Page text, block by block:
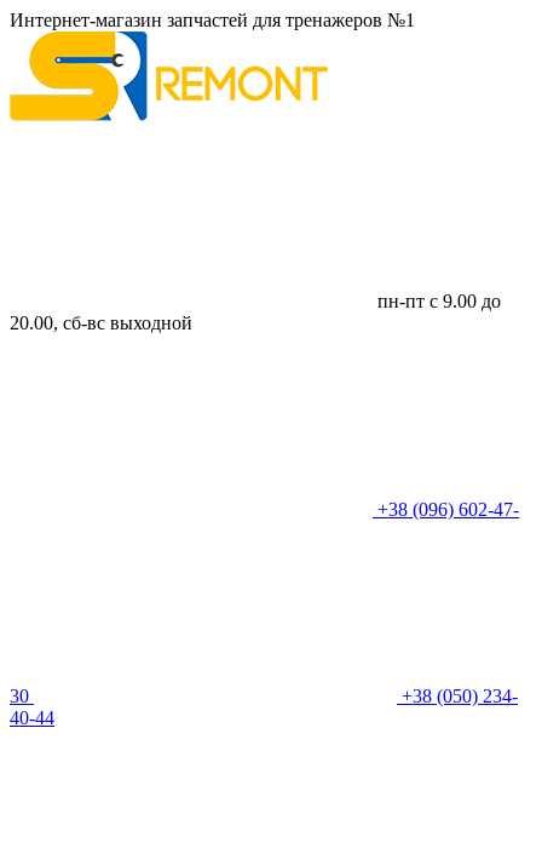
Интернет-магазин запчастей для тренажеров №1
пн-пт с 9.00 до
20.00, сб-вс выходной
+38 (096) 602-47-
30
+38 (050) 234-
40-44